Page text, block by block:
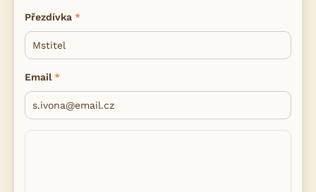
Přezdívka
Email